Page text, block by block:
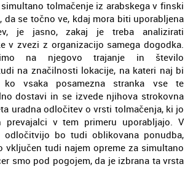
tolmačenje iz arabskega v finski
da se točno ve, kdaj mora biti uporabljena
je jasno, zakaj je treba analizirati
v zvezi z organizacijo samega dogodka.
na njegovo trajanje in število
na značilnosti lokacije, na kateri naj bi
ko vsaka posamezna stranka vse te
dostavi in se izvede njihova strokovna
uradna odločitev o vrsti tolmačenja, ki jo
v tem primeru uporabljajo. V
odločitvijo bo tudi oblikovana ponudba,
vključen tudi najem opreme za simultano
smo pod pogojem, da je izbrana ta vrsta